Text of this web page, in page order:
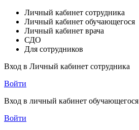
Личный кабинет сотрудника
Личный кабинет обучающегося
Личный кабинет врача
СДО
Для сотрудников
Вход в Личный кабинет сотрудника
Войти
Вход в личный кабинет обучающегося
Войти